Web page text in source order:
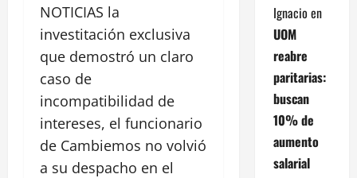
NOTICIAS la
investitación exclusiva
que demostró un claro
caso de
incompatibilidad de
intereses, el funcionario
de Cambiemos no volvió
a su despacho en el
Ignacio en
UOM
reabre
paritarias:
buscan
10% de
aumento
salarial